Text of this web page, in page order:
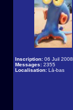
Inscription: 06 Juil 2008
Messages: 2355
Localisation: Là-bas